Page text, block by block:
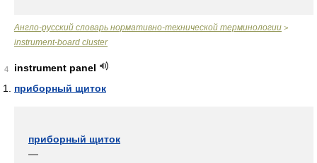
Англо-русский словарь нормативно-технической терминологии >
instrument-board cluster
4
instrument panel
приборный щиток
приборный щиток
—